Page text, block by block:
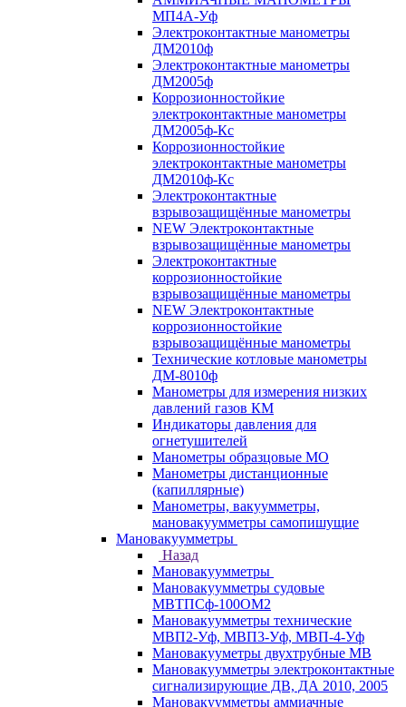
МП4А-Уф
Электроконтактные манометры
ДМ2010ф
Электроконтактные манометры
ДМ2005ф
Коррозионностойкие
электроконтактные манометры
ДМ2005ф-Кс
Коррозионностойкие
электроконтактные манометры
ДМ2010ф-Кс
Электроконтактные
взрывозащищённые манометры
NEW Электроконтактные
взрывозащищённые манометры
Электроконтактные
коррозионностойкие
взрывозащищённые манометры
NEW Электроконтактные
коррозионностойкие
взрывозащищённые манометры
Технические котловые манометры
ДМ-8010ф
Манометры для измерения низких
давлений газов КМ
Индикаторы давления для
огнетушителей
Манометры образцовые МО
Манометры дистанционные
(капиллярные)
Манометры, вакуумметры,
мановакуумметры самопишущие
Мановакуумметры
Назад
Мановакуумметры
Мановакуумметры судовые
МВТПСф-100ОМ2
Мановакуумметры технические
МВП2-Уф, МВП3-Уф, МВП-4-Уф
Мановакууметры двухтрубные МВ
Мановакуумметры электроконтактные
сигнализирующие ДВ, ДА 2010, 2005
Мановакуумметры аммиачные